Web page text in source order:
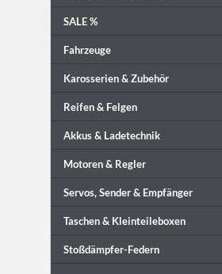
SALE %
Fahrzeuge
Karosserien & Zubehör
Reifen & Felgen
Akkus & Ladetechnik
Motoren & Regler
Servos, Sender & Empfänger
Taschen & Kleinteileboxen
Stoßdämpfer-Federn